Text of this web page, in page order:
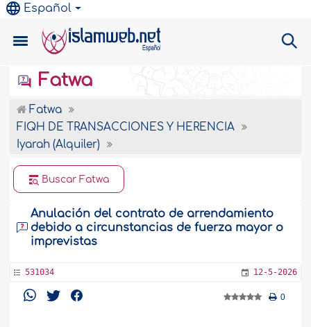
Español
Fatwa
Fatwa
FIQH DE TRANSACCIONES Y HERENCIA
Iyarah (Alquiler)
Buscar Fatwa
Anulación del contrato de arrendamiento
debido a circunstancias de fuerza mayor o
imprevistas
531034 12-5-2026
0